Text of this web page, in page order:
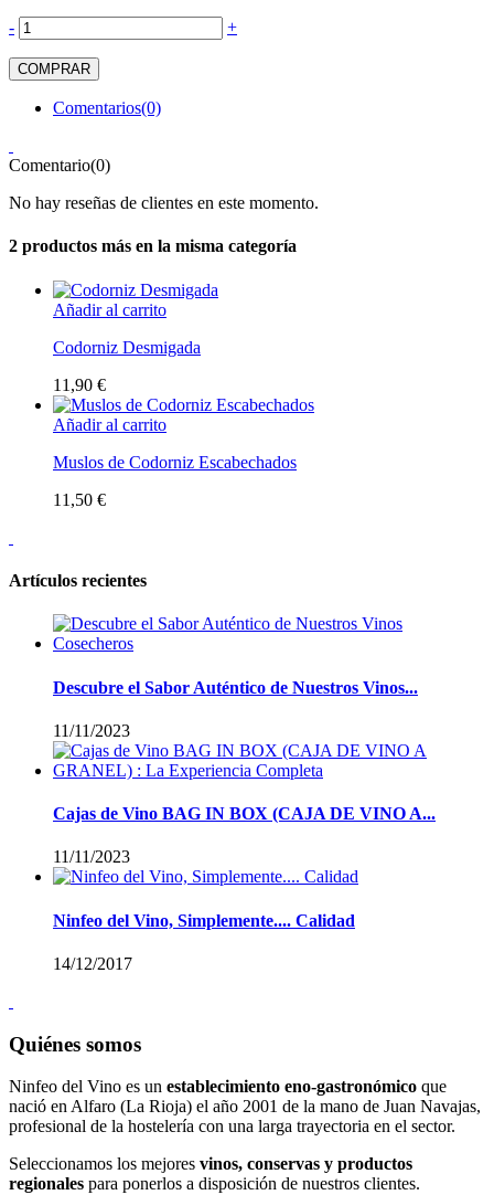
- +
COMPRAR
Comentarios(0)
Comentario(0)
No hay reseñas de clientes en este momento.
2 productos más en la misma categoría
Añadir al carrito
Codorniz Desmigada
11,90 €
Añadir al carrito
Muslos de Codorniz Escabechados
11,50 €
Artículos recientes
Descubre el Sabor Auténtico de Nuestros Vinos...
11/11/2023
Cajas de Vino BAG IN BOX (CAJA DE VINO A...
11/11/2023
Ninfeo del Vino, Simplemente.... Calidad
14/12/2017
Quiénes somos
Ninfeo del Vino es un establecimiento eno-gastronómico que
nació en Alfaro (La Rioja) el año 2001 de la mano de Juan Navajas,
profesional de la hostelería con una larga trayectoria en el sector.
Seleccionamos los mejores vinos, conservas y productos
regionales para ponerlos a disposición de nuestros clientes.